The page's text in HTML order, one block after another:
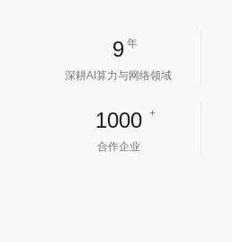
9 年
深耕AI算力与网络领域
1000 +
合作企业